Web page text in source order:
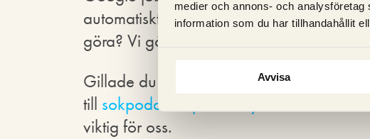
medier och annons- och
information som du har tillhandahållit
Avvisa
automatiskt tillämpade
göra? Vi går igenom för-och nackdelar
Gillade du avsnittet? Skriv gärna en
till sokpodden@pineberry.com
viktig för oss.